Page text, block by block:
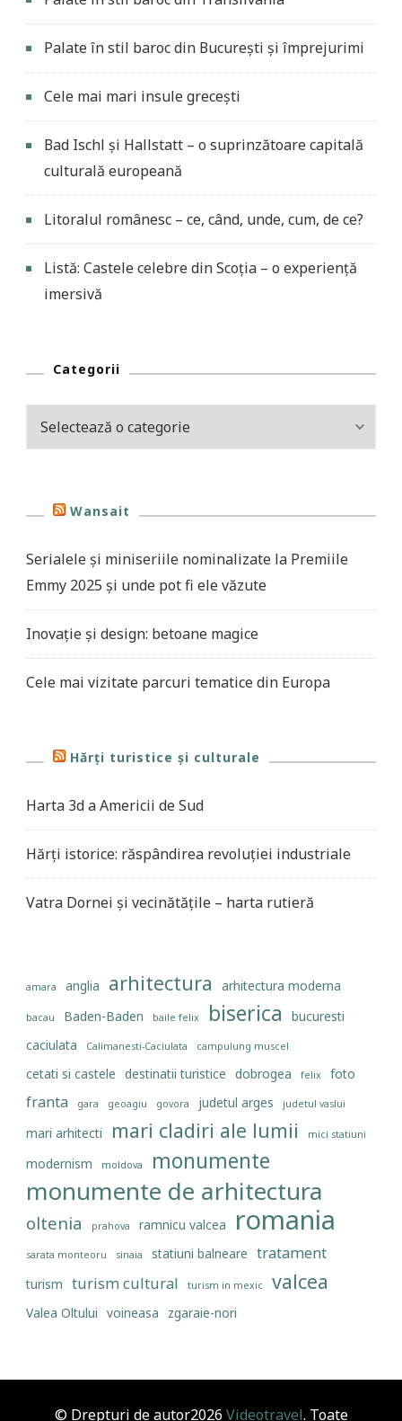
Palate în stil baroc din București și împrejurimi
Cele mai mari insule grecești
Bad Ischl și Hallstatt – o suprinzătoare capitală
culturală europeană
Litoralul românesc – ce, când, unde, cum, de ce?
Listă: Castele celebre din Scoția – o experiență
imersivă
Categorii
Wansait
Serialele și miniseriile nominalizate la Premiile
Emmy 2025 și unde pot fi ele văzute
Inovație și design: betoane magice
Cele mai vizitate parcuri tematice din Europa
Hărți turistice și culturale
Harta 3d a Americii de Sud
Hărți istorice: răspândirea revoluției industriale
Vatra Dornei și vecinătățile – harta rutieră
amara anglia arhitectura arhitectura moderna
bacau Baden-Baden baile felix biserica
bucuresti
caciulata
Calimanesti-Caciulata campulung muscel
cetati si castele destinatii turistice dobrogea felix foto
franta gara geoagiu govora judetul arges judetul vaslui
mari arhitecti mari cladiri ale lumii mici statiuni
modernism moldova monumente
monumente de arhitectura
oltenia prahova ramnicu valcea romania
sarata monteoru sinaia statiuni balneare tratament
turism turism cultural turism in mexic valcea
Valea Oltului voineasa zgaraie-nori
© Drepturi de autor2026 Videotravel. Toate